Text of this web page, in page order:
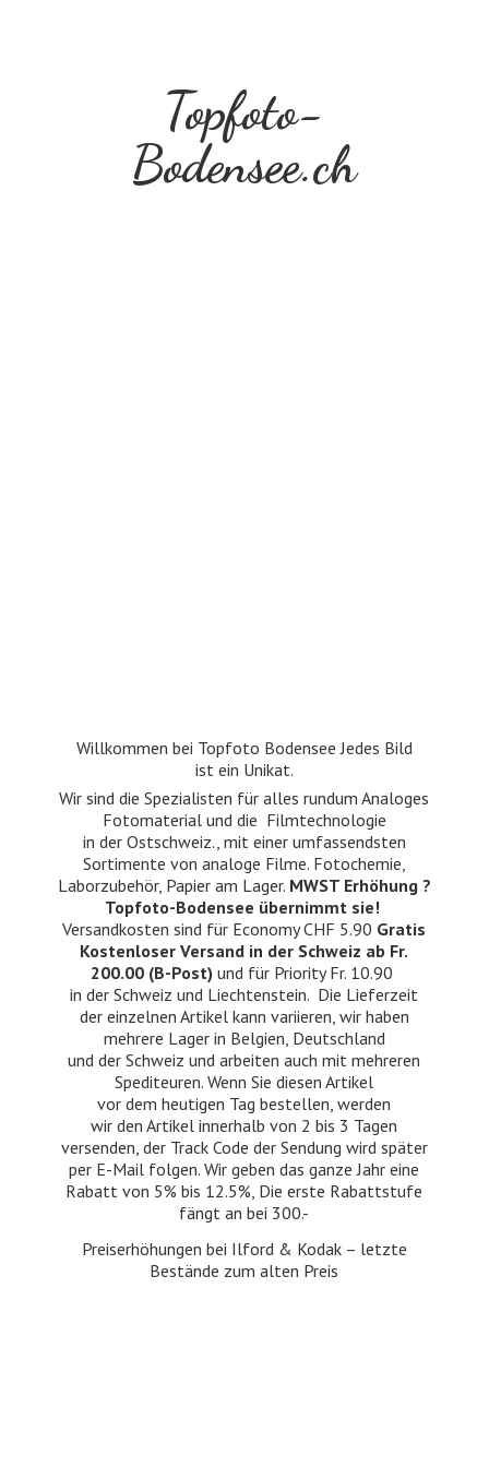
Topfoto-
Bodensee.ch
Willkommen bei Topfoto Bodensee Jedes Bild
ist ein Unikat.
Wir sind die Spezialisten für alles rundum Analoges
Fotomaterial und die Filmtechnologie
in der Ostschweiz., mit einer umfassendsten
Sortimente von analoge Filme. Fotochemie,
Laborzubehör, Papier am Lager. MWST Erhöhung ?
Topfoto-Bodensee übernimmt sie!
Versandkosten sind für Economy CHF 5.90 Gratis
Kostenloser Versand in der Schweiz ab Fr.
200.00 (B-Post) und für Priority Fr. 10.90
in der Schweiz und Liechtenstein. Die Lieferzeit
der einzelnen Artikel kann variieren, wir haben
mehrere Lager in Belgien, Deutschland
und der Schweiz und arbeiten auch mit mehreren
Spediteuren. Wenn Sie diesen Artikel
vor dem heutigen Tag bestellen, werden
wir den Artikel innerhalb von 2 bis 3 Tagen
versenden, der Track Code der Sendung wird später
per E-Mail folgen. Wir geben das ganze Jahr eine
Rabatt von 5% bis 12.5%, Die erste Rabattstufe
fängt an bei 300.-
Preiserhöhungen bei Ilford & Kodak – letzte
Bestände zumalten Preis